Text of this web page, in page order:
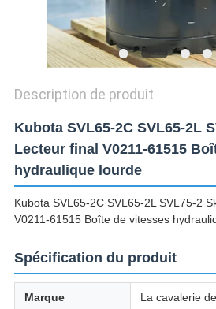
POLITIQUE
CONFIDENTIALITÉ
Description de produit
Kubota SVL65-2C SVL65-2L
Lecteur final V0211-61515
hydraulique lourde
Kubota SVL65-2C SVL65-2L SVL75-2
V0211-61515 Boîte de vitesses
Spécification du produit
Marque La cavalerie